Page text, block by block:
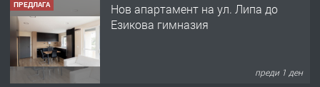
Езикова гимназия